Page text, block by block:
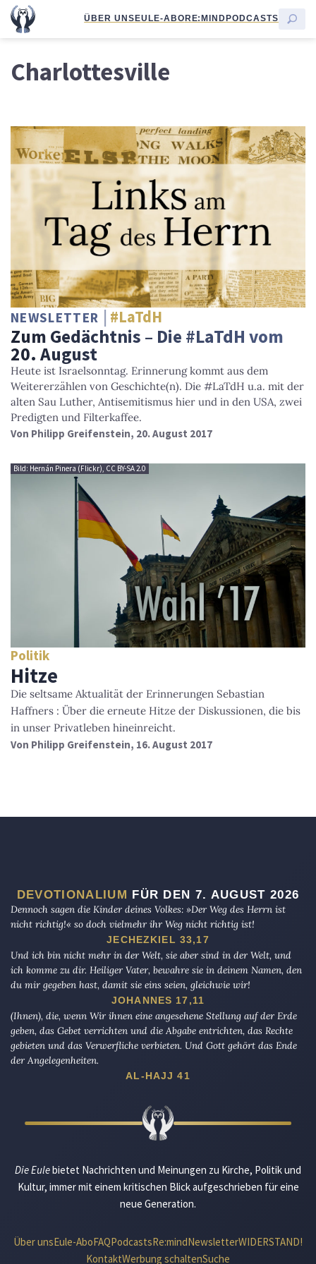
ÜBER UNSEULE-ABORE:MINDPODCASTS
Charlottesville
NEWSLETTER #LaTdH
Zum Gedächtnis – Die #LaTdH vom
20. August
Heute ist Israelsonntag. Erinnerung kommt aus dem
Weitererzählen von Geschichte(n). Die #LaTdH u.a. mit der
alten Sau Luther, Antisemitismus hier und in den USA, zwei
Predigten und Filterkaffee.
Von Philipp Greifenstein, 20. August 2017
Bild: Hernán Pinera (Flickr), CC BY-SA 2.0
Politik
Hitze
Die seltsame Aktualität der Erinnerungen Sebastian
Haffners : Über die erneute Hitze der Diskussionen, die bis
in unser Privatleben hineinreicht.
Von Philipp Greifenstein, 16. August 2017
DEVOTIONALIUM FÜR DEN 7. AUGUST 2026
Dennoch sagen die Kinder deines Volkes: »Der Weg des Herrn ist
nicht richtig!« so doch vielmehr ihr Weg nicht richtig ist!
JECHEZKIEL 33,17
Und ich bin nicht mehr in der Welt, sie aber sind in der Welt, und
ich komme zu dir. Heiliger Vater, bewahre sie in deinem Namen, den
du mir gegeben hast, damit sie eins seien, gleichwie wir!
JOHANNES 17,11
(Ihnen), die, wenn Wir ihnen eine angesehene Stellung auf der Erde
geben, das Gebet verrichten und die Abgabe entrichten, das Rechte
gebieten und das Verwerfliche verbieten. Und Gott gehört das Ende
der Angelegenheiten.
AL-HAJJ 41
Die Eulebietet Nachrichten und Meinungen zu Kirche, Politik und
Kultur, immer mit einem kritischen Blick aufgeschrieben für eine
neue Generation.
Über unsEule-AboFAQPodcastsRe:mindNewsletterWIDERSTAND!
KontaktWerbung schaltenSuche